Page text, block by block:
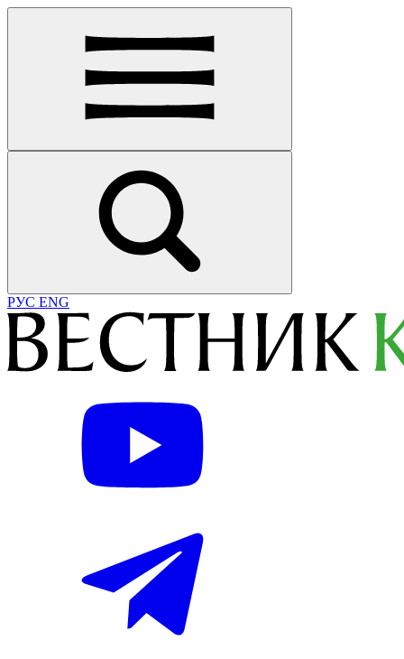
РУС ENG